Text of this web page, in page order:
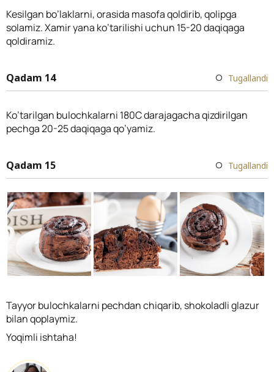
Kesilgan bo’laklarni, orasida masofa qoldirib, qolipga
solamiz. Xamir yana ko’tarilishi uchun 15-20 daqiqaga
qoldiramiz.
Qadam 14 Tugallandi
Ko’tarilgan bulochkalarni 180C darajagacha qizdirilgan
pechga 20-25 daqiqaga qo’yamiz.
Qadam 15 Tugallandi
Tayyor bulochkalarni pechdan chiqarib, shokoladli glazur
bilan qoplaymiz.
Yoqimli ishtaha!